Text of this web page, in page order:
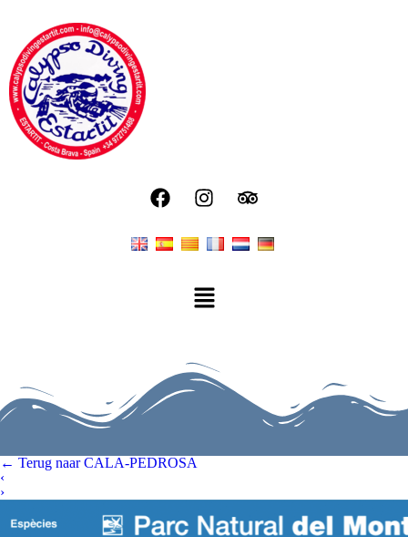
← Terug naar CALA-PEDROSA
‹
›